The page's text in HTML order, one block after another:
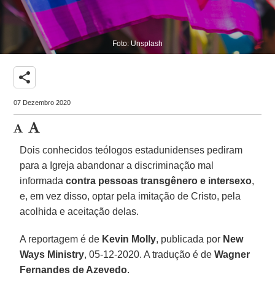
Foto: Unsplash
share
07 Dezembro 2020
Dois conhecidos teólogos estadunidenses pediram
para a Igreja abandonar a discriminação mal
informadacontra pessoas transgênero e intersexo,
e, em vez disso, optar pela imitação de Cristo, pela
acolhida e aceitação delas.
A reportagem é de Kevin Molly, publicada por New
Ways Ministry, 05-12-2020. A tradução é deWagner
Fernandes de Azevedo.